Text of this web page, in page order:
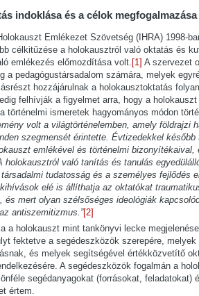
indoklása és a célok megfogalmazása
Emlékezet Szövetség (IHRA) 1998-
célkitűzése a holokausztról való oktatás és
emlékezés előmozdítása volt. [1] A szervezet
a pedagógustársadalom számára, melyek
hozzájárulnak a holokausztoktatás
felhívják a figyelmet arra, hogy a
történelmi ismeretek hagyományos módon
volt a világtörténelemben, amely földrajzi
szegmensét érintette. Évtizedekkel később
emlékével és történelmi
holokausztról való tanítás és tanulás
tudatosság és a személyes fejlődés
elé is állíthatja az oktatókat
és mert olyan szélsőséges ideológiák
antiszemitizmus.”[2]
a holokauszt mint tankönyvi lecke
fektetve a segédeszközök szerepére,
és melyek segítségével értékközvetítő
A segédeszközök fogalmán a
segédanyagokat (forrásokat, feladatokat)
értem.